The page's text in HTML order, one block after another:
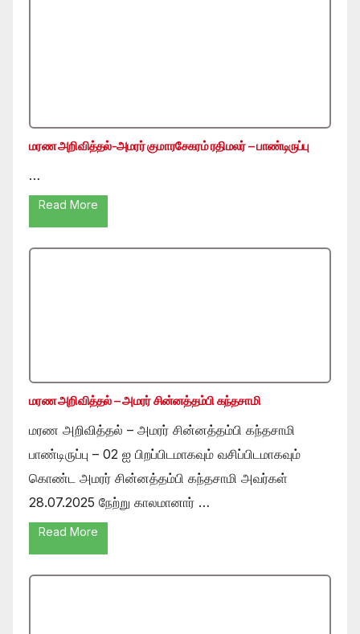
மரண அறிவித்தல்-அமரர் குமாரசேகரம் ரதிமலர் – பாண்டிருப்பு
…
Read More
மரண அறிவித்தல் – அமரர் சின்னத்தம்பி கந்தசாமி
மரண அறிவித்தல் – அமரர் சின்னத்தம்பி கந்தசாமி
பாண்டிருப்பு – 02 ஐ பிறப்பிடமாகவும் வசிப்பிடமாகவும்
கொண்ட அமரர் சின்னத்தம்பி கந்தசாமி அவர்கள்
28.07.2025 நேற்று காலமானார் …
Read More